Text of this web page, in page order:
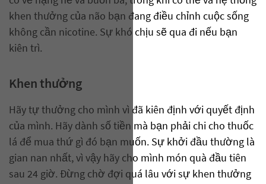
khen thưởng của não bạn đang điều chỉnh cuộc sống
không cần nicotine. Sự khó chịu sẽ qua đi nếu bạn
kiên trì.
Khen thưởng
Hãy tự thưởng cho mình vì đã kiên định với quyết định
của mình. Hãy dành số tiền mà bạn phải chi cho thuốc
lá để mua thứ gì đó bạn muốn. Sự khởi đầu thường là
gian nan nhất, vì vậy hãy cho mình món quà đầu tiên
sau 24 giờ. Đừng chờ đợi quá lâu với sự khen thưởng